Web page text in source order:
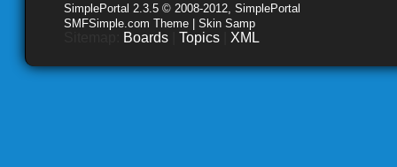
SimplePortal 2.3.5 © 2008-2012, SimplePortal
SMFSimple.com Theme | Skin Samp
Boards Topics XML